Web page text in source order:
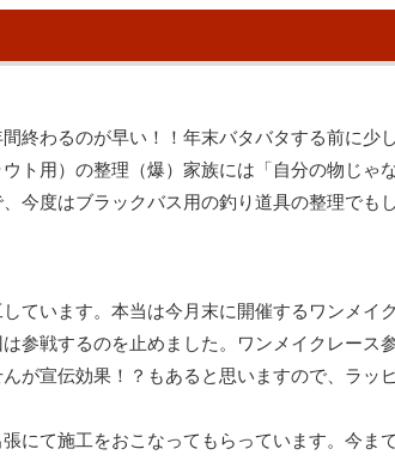
終わるのが早い！！年末バタバタする前に少
ト用）の整理（爆）家族には「自分の物じゃ
今度はブラックバス用の釣り道具の整理でも
ています。本当は今月末に開催するワンメイ
参戦するのを止めました。ワンメイクレース
が宣伝効果！？もあると思いますので、ラッ
にて施工をおこなってもらっています。今ま